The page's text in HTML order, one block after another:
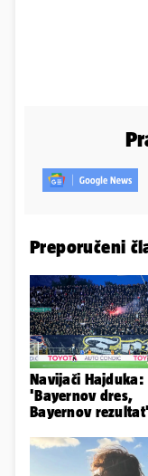
Preporučeni
Navijači Hajduka:
'Bayernov dres,
Bayernov
Perišić'